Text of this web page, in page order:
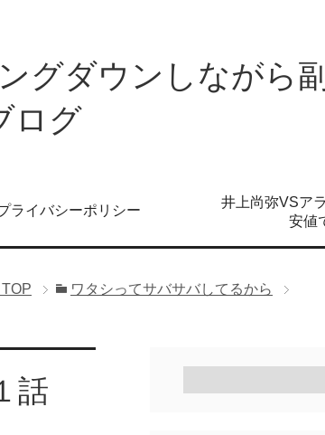
グダウンしながら
ログ
ライバシーポリシー
井上尚弥VSア
安値
TOP
ワタシってサバサバしてるから
話